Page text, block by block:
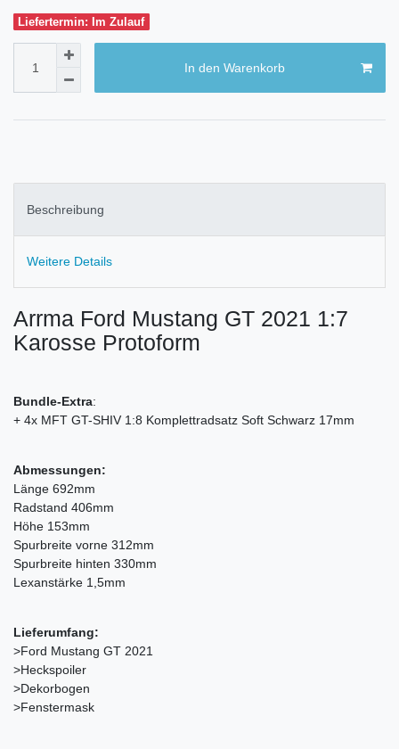
Liefertermin: Im Zulauf
In den Warenkorb
Beschreibung
Weitere Details
Arrma Ford Mustang GT 2021 1:7
Karosse Protoform
Bundle-Extra:
+ 4x MFT GT-SHIV 1:8 Komplettradsatz Soft Schwarz 17mm
Abmessungen:
Länge 692mm
Radstand 406mm
Höhe 153mm
Spurbreite vorne 312mm
Spurbreite hinten 330mm
Lexanstärke 1,5mm
Lieferumfang:
>Ford Mustang GT 2021
>Heckspoiler
>Dekorbogen
>Fenstermask